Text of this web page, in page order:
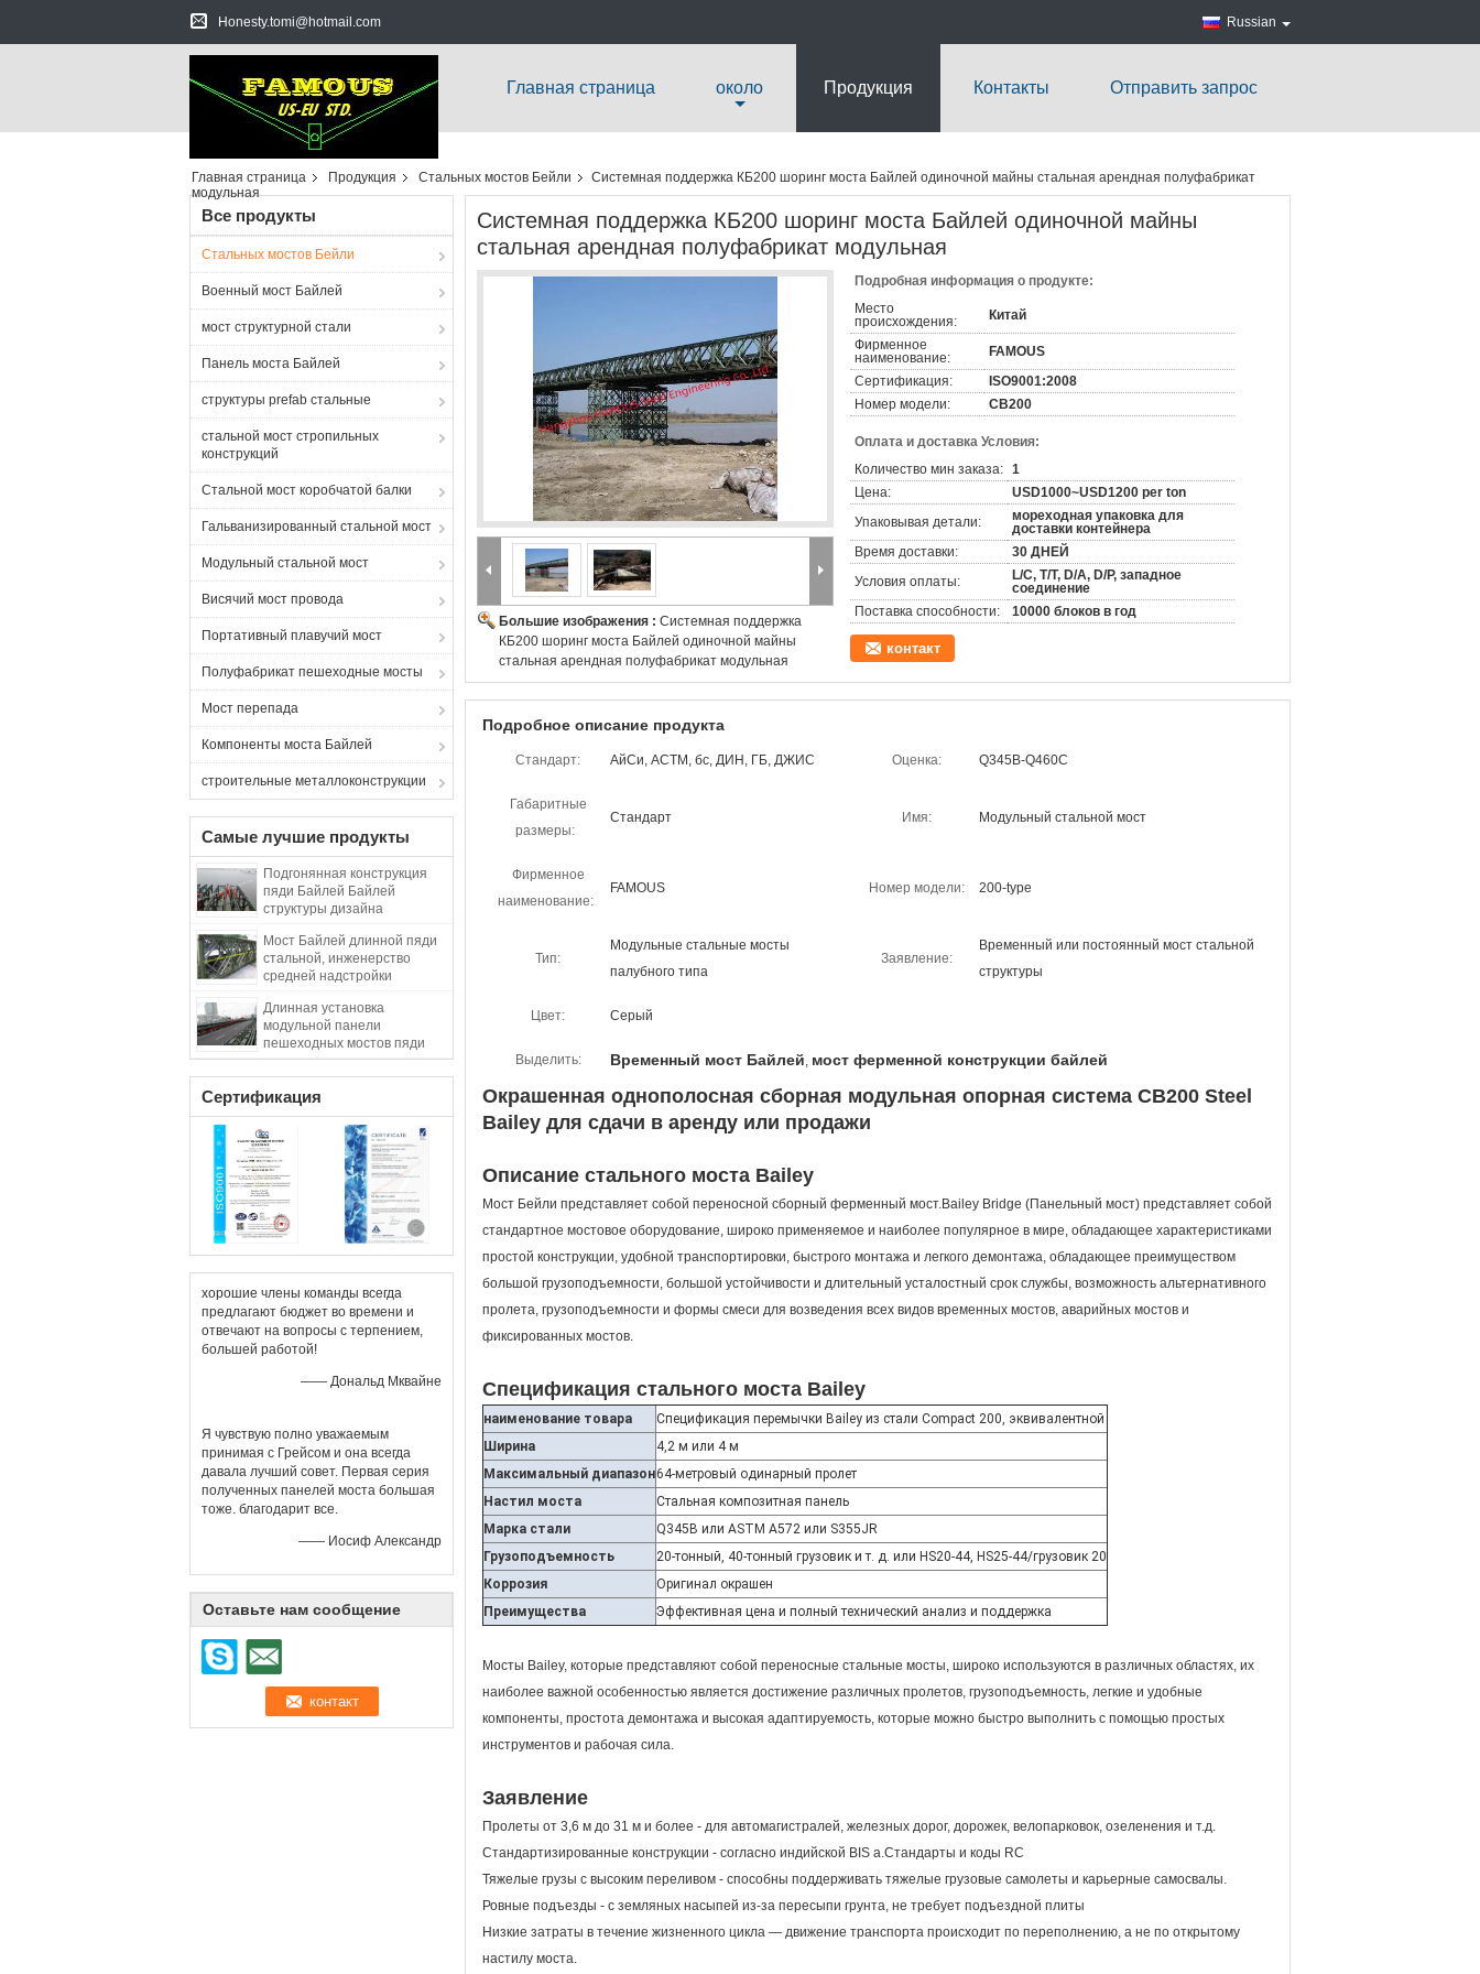
Honesty.tomi@hotmail.com Russian
Главная страница около Продукция Контакты Отправить запрос
Главная страница Продукция Стальных мостов Бейли
Системная поддержка КБ200 шоринг моста Байлей одиночной майны стальная арендная полуфабрикат
модульная
Все продукты
Стальных мостов Бейли
Военный мост Байлей
мост структурной стали
Панель моста Байлей
структуры prefab стальные
стальной мост стропильных
конструкций
Стальной мост коробчатой балки
Гальванизированный стальной мост
Модульный стальной мост
Висячий мост провода
Портативный плавучий мост
Полуфабрикат пешеходные мосты
Мост перепада
Компоненты моста Байлей
строительные металлоконструкции
Самые лучшие продукты
Подгонянная конструкция
пяди Байлей Байлей
структуры дизайна
длинная
Мост Байлей длинной пяди
стальной, инженерство
средней надстройки
стальное
Длинная установка
модульной панели
пешеходных мостов пяди
Пре проектированная
собирая
Сертификация
хорошие члены команды всегда
предлагают бюджет во времени и
отвечают на вопросы с терпением,
большей работой!
—— Дональд Мквайне
Я чувствую полно уважаемым
принимая с Грейсом и она всегда
давала лучший совет. Первая серия
полученных панелей моста большая
тоже. благодарит все.
—— Иосиф Александр
Оставьте нам сообщение
Системная поддержка КБ200 шоринг моста Байлей одиночной майны
стальная арендная полуфабрикат модульная
Большие изображения : Системная поддержка
КБ200 шоринг моста Байлей одиночной майны
стальная арендная полуфабрикат модульная
Подробная информация о продукте:
Место
происхождения:
Китай
Фирменное
наименование:
FAMOUS
Сертификация:
ISO9001:2008
Номер модели:
CB200
Оплата и доставка Условия:
Количество мин заказа: 1
Цена:
USD1000~USD1200 per ton
Упаковывая детали:
мореходная упаковка для
доставки контейнера
Время доставки:
30 ДНЕЙ
Условия оплаты:
L/C, T/T, D/A, D/P, западное
соединение
Поставка способности:
10000 блоков в год
контакт
Подробное описание продукта
Стандарт: АйСи, АСТМ, бс, ДИН, ГБ, ДЖИС Оценка: Q345B-Q460C
Габаритные
размеры:
Стандарт Имя: Модульный стальной мост
Фирменное
наименование:
FAMOUS Номер модели: 200-type
Тип:
Модульные стальные мосты
палубного типа
Заявление:
Временный или постоянный мост стальной
структуры
Цвет: Серый
Выделить: Временный мост Байлей, мост ферменной конструкции байлей
Окрашенная однополосная сборная модульная опорная система CB200 Steel
Bailey для сдачи в аренду или продажи
Описание стального моста Bailey
Мост Бейли представляет собой переносной сборный ферменный мост.Bailey Bridge (Панельный мост) представляет собой
стандартное мостовое оборудование, широко применяемое и наиболее популярное в мире, обладающее характеристиками
простой конструкции, удобной транспортировки, быстрого монтажа и легкого демонтажа, обладающее преимуществом
большой грузоподъемности, большой устойчивости и длительный усталостный срок службы, возможность альтернативного
пролета, грузоподъемности и формы смеси для возведения всех видов временных мостов, аварийных мостов и
фиксированных мостов.
Спецификация стального моста Bailey
наименование товара
Спецификация перемычки Bailey из стали Compact 200, эквивалентной
Ширина
4,2 м или 4 м
Максимальный диапазон64-метровый одинарный пролет
Настил моста
Стальная композитная панель
Марка стали
Q345B или ASTM A572 или S355JR
Грузоподъемность
20-тонный, 40-тонный грузовик и т. д. или HS20-44, HS25-44/грузовик 20
Коррозия
Оригинал окрашен
Преимущества
Эффективная цена и полный технический анализ и поддержка
Мосты Bailey, которые представляют собой переносные стальные мосты, широко используются в различных областях, их
наиболее важной особенностью является достижение различных пролетов, грузоподъемность, легкие и удобные
компоненты, простота демонтажа и высокая адаптируемость, которые можно быстро выполнить с помощью простых
инструментов и рабочая сила.
Заявление
Пролеты от 3,6 м до 31 м и более - для автомагистралей, железных дорог, дорожек, велопарковок, озеленения и т.д.
Стандартизированные конструкции - согласно индийской BIS a.Стандарты и коды RC
Тяжелые грузы с высоким переливом - способны поддерживать тяжелые грузовые самолеты и карьерные самосвалы.
Ровные подъезды - с земляных насыпей из-за пересыпи грунта, не требует подъездной плиты
Низкие затраты в течение жизненного цикла — движение транспорта происходит по переполнению, а не по открытому
настилу моста.